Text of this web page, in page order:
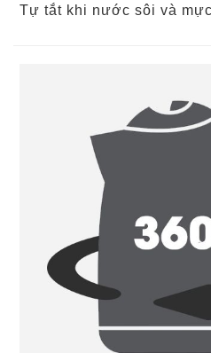
Tự tắt khi nước sôi và